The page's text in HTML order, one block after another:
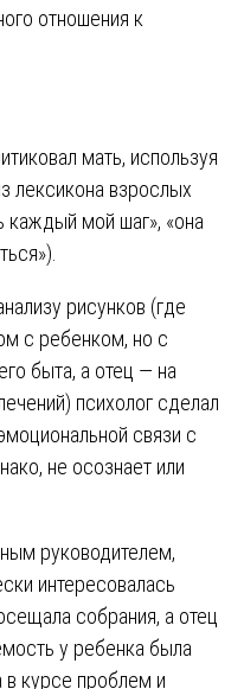
отношения к
мать, используя
лексикона взрослых
каждый мой шаг», «она
рисунков (где
с ребенком, но с
быта, а отец — на
психолог сделал
связи с
не осознает или
руководителем,
интересовалась
собрания, а отец
у ребенка была
в курсе проблем и